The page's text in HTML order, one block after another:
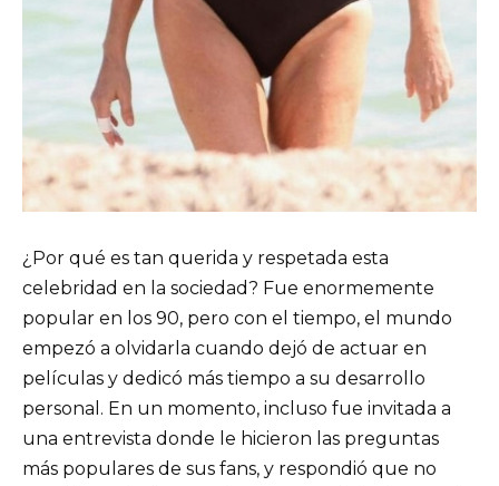
¿Por qué es tan querida y respetada esta
celebridad en la sociedad? Fue enormemente
popular en los 90, pero con el tiempo, el mundo
empezó a olvidarla cuando dejó de actuar en
películas y dedicó más tiempo a su desarrollo
personal. En un momento, incluso fue invitada a
una entrevista donde le hicieron las preguntas
más populares de sus fans, y respondió que no